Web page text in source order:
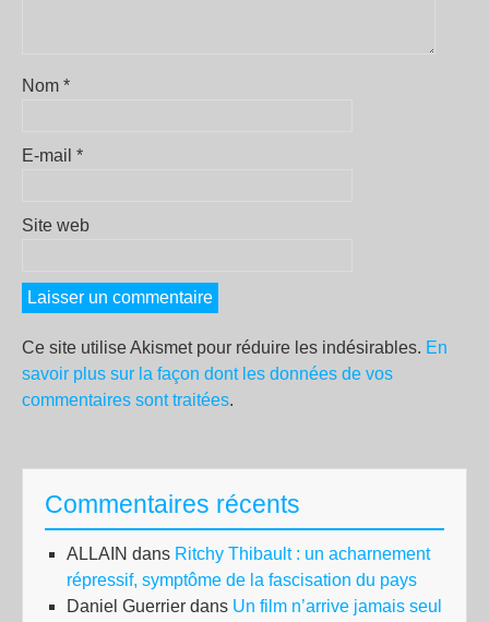
Nom *
E-mail *
Site web
Ce site utilise Akismet pour réduire les indésirables. En
savoir plus sur la façon dont les données de vos
commentaires sont traitées.
Commentaires récents
ALLAIN dans Ritchy Thibault : un acharnement
répressif, symptôme de la fascisation du pays
Daniel Guerrier dans Un film n’arrive jamais seul